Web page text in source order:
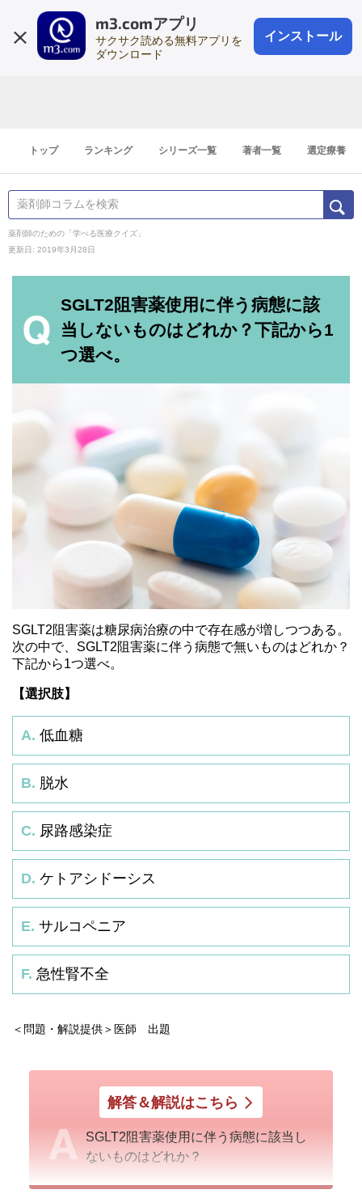
m3.comアプリ
サクサク読める無料アプリを
ダウンロード
インストール
会員登録
登録1分
トップ ランキング シリーズ一覧 著者一覧 選定療養
薬剤師のための「学べる医療クイズ」
更新日: 2019年3月28日
SGLT2阻害薬使用に伴う病態に該
当しないものはどれか？下記から1
つ選べ。
SGLT2阻害薬は糖尿病治療の中で存在感が増しつつある。
次の中で、SGLT2阻害薬に伴う病態で無いものはどれか？
下記から1つ選べ。
【選択肢】
A. 低血糖
B. 脱水
C. 尿路感染症
D. ケトアシドーシス
E. サルコペニア
F. 急性腎不全
＜問題・解説提供＞医師 出題
解答＆解説はこちら
SGLT2阻害薬使用に伴う病態に該当し
ないものはどれか？